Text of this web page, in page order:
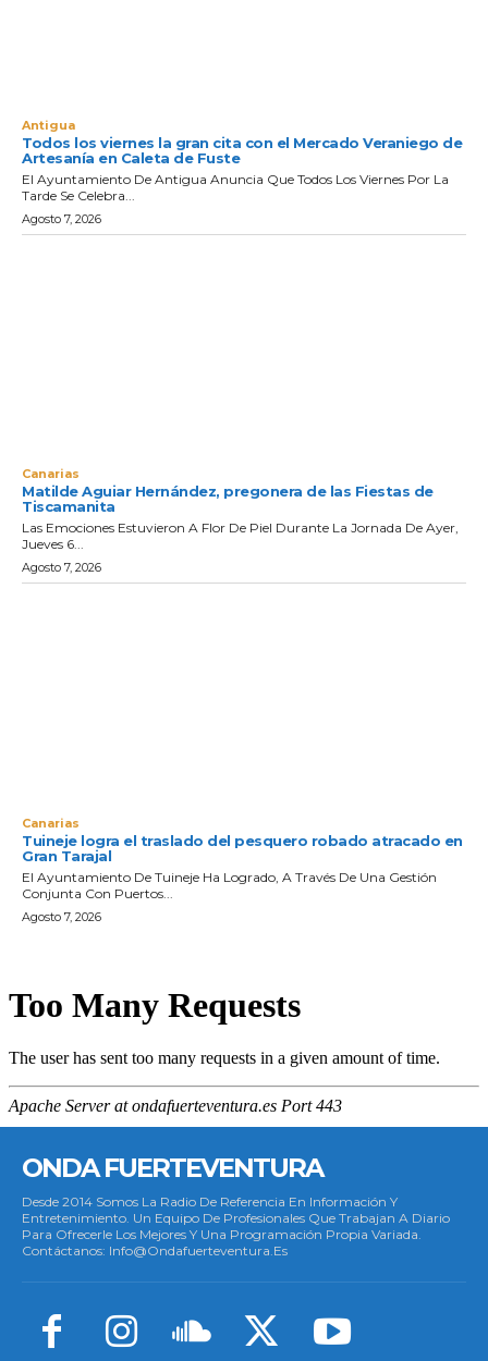
Antigua
Todos los viernes la gran cita con el Mercado Veraniego de
Artesanía en Caleta de Fuste
El Ayuntamiento De Antigua Anuncia Que Todos Los Viernes Por La
Tarde Se Celebra...
Agosto 7, 2026
Canarias
Matilde Aguiar Hernández, pregonera de las Fiestas de
Tiscamanita
Las Emociones Estuvieron A Flor De Piel Durante La Jornada De Ayer,
Jueves 6...
Agosto 7, 2026
Canarias
Tuineje logra el traslado del pesquero robado atracado en
Gran Tarajal
El Ayuntamiento De Tuineje Ha Logrado, A Través De Una Gestión
Conjunta Con Puertos...
Agosto 7, 2026
ONDA FUERTEVENTURA
Desde 2014 Somos La Radio De Referencia En Información Y
Entretenimiento. Un Equipo De Profesionales Que Trabajan A Diario
Para Ofrecerle Los Mejores Y Una Programación Propia Variada.
Contáctanos: Info@ondafuerteventura.es